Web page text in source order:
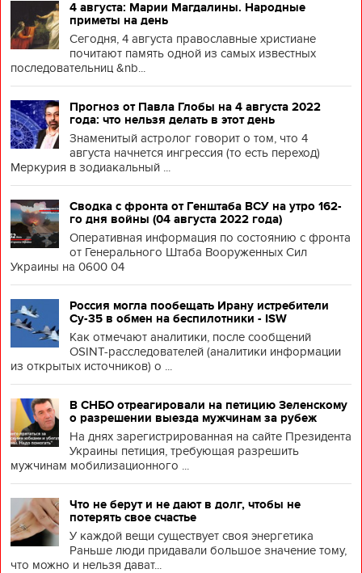
4 августа: Марии Магдалины. Народные
приметы на день
Сегодня, 4 августа православные христиане
почитают память одной из самых известных
последовательниц &nb...
Прогноз от Павла Глобы на 4 августа 2022
года: что нельзя делать в этот день
Знаменитый астролог говорит о том, что 4
августа начнется ингрессия (то есть переход)
Меркурия в зодиакальный ...
Сводка с фронта от Генштаба ВСУ на утро 162-
го дня войны (04 августа 2022 года)
Оперативная информация по состоянию с фронта
от Генерального Штаба Вооруженных Сил
Украины на 0600 04
Россия могла пообещать Ирану истребители
Су-35 в обмен на беспилотники - ISW
Как отмечают аналитики, после сообщений
OSINT-расследователей (аналитики информации
из открытых источников) о ...
В СНБО отреагировали на петицию Зеленскому
о разрешении выезда мужчинам за рубеж
На днях зарегистрированная на сайте Президента
Украины петиция, требующая разрешить
мужчинам мобилизационного ...
Что не берут и не дают в долг, чтобы не
потерять свое счастье
У каждой вещи существует своя энергетика
Раньше люди придавали большое значение тому,
что можно и нельзя дават...